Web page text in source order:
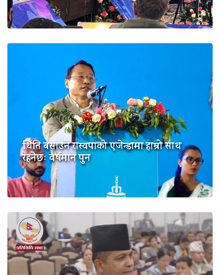
थिति बसाउने रास्वपाको एजेन्डामा हाम्रो साथ
रहनेछः वर्षमान पुन